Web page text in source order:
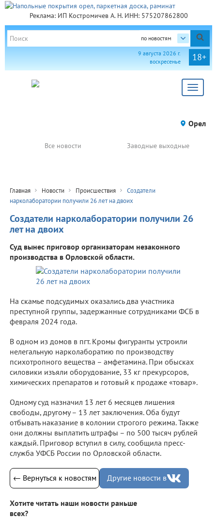
Реклама: ИП Костромичев А. Н. ИНН: 575207862800
по новостям
18+
9 августа 2026 г.
воскресенье
Toggle
Орел
Все новости Заводные выходные
Главная Новости Происшествия
Создатели
нарколаборатории получили 26 лет на двоих
Создатели нарколаборатории получили 26
лет на двоих
Суд вынес приговор организаторам незаконного
производства в Орловской области.
На скамье подсудимых оказались два участника
преступной группы, задержанные сотрудниками ФСБ в
февраля 2024 года.
В одном из домов в пгт. Кромы фигуранты устроили
нелегальную нарколаборатию по производству
психотропного вещества – амфетамина. При обысках
силовики изъяли оборудование, 33 кг прекурсоров,
химических препаратов и готовый к продаже «товар».
Одному суд назначил 13 лет 6 месяцев лишения
свободы, другому – 13 лет заключения. Оба будут
отбывать наказание в колонии строгого режима. Также
они должны выплатить штрафы – по 500 тысяч рублей
каждый. Приговор вступил в силу, сообщила пресс-
служба УФСБ России по Орловской области.
← Вернуться к новостям Другие новости в
Хотите читать наши новости раньше
всех?